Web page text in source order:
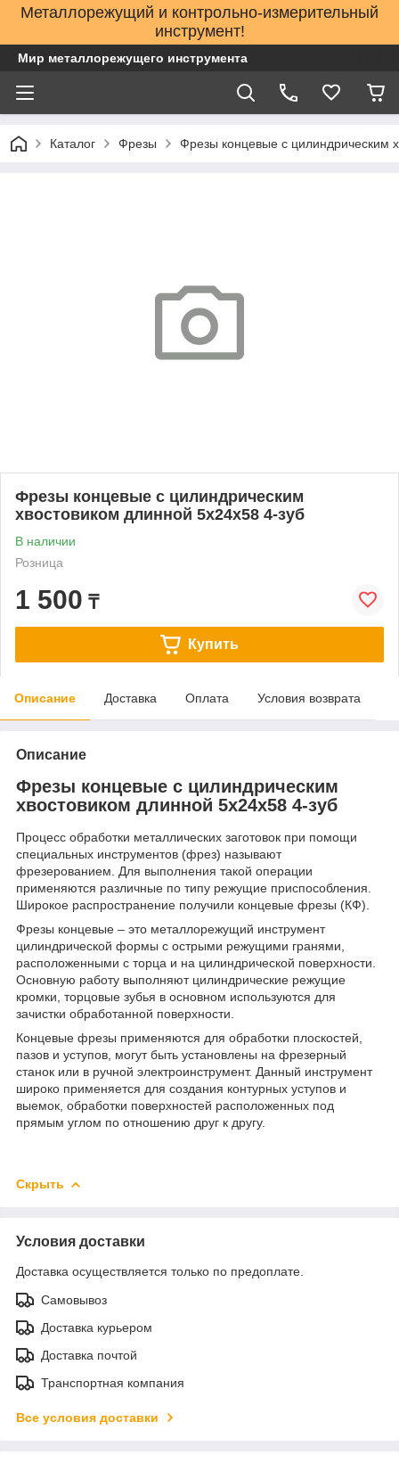
Металлорежущий и контрольно-измерительный
инструмент!
Мир металлорежущего инструмента
Каталог Фрезы Фрезы концевые с цилиндрическим
Фрезы концевые с цилиндрическим
хвостовиком длинной 5х24х58 4-зуб
В наличии
Розница
1 500 ₸
Купить
Описание Доставка Оплата Условия возврата
Описание
Фрезы концевые с цилиндрическим
хвостовиком длинной 5х24х58 4-зуб
Процесс обработки металлических заготовок при помощи
специальных инструментов (фрез) называют
фрезерованием. Для выполнения такой операции
применяются различные по типу режущие приспособления.
Широкое распространение получили концевые фрезы (КФ).
Фрезы концевые – это металлорежущий инструмент
цилиндрической формы с острыми режущими гранями,
расположенными с торца и на цилиндрической поверхности.
Основную работу выполняют цилиндрические режущие
кромки, торцовые зубья в основном используются для
зачистки обработанной поверхности.
Концевые фрезы применяются для обработки плоскостей,
пазов и уступов, могут быть установлены на фрезерный
станок или в ручной электроинструмент. Данный инструмент
широко применяется для создания контурных уступов и
выемок, обработки поверхностей расположенных под
прямым углом по отношению друг к другу.
Скрыть
Условия доставки
Доставка осуществляется только по предоплате.
Самовывоз
Доставка курьером
Доставка почтой
Транспортная компания
Все условия доставки